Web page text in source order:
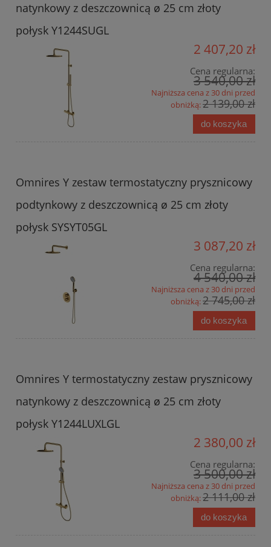
natynkowy z deszczownicą ø 25 cm złoty
połysk Y1244SUGL
2 407,20 zł
Cena regularna:
3 540,00 zł
Najniższa cena z 30 dni przed
obniżką:2 139,00 zł
do koszyka
Omnires Y zestaw termostatyczny prysznicowy
podtynkowy z deszczownicą ø 25 cm złoty
połysk SYSYT05GL
3 087,20 zł
Cena regularna:
4 540,00 zł
Najniższa cena z 30 dni przed
obniżką:2 745,00 zł
do koszyka
Omnires Y termostatyczny zestaw prysznicowy
natynkowy z deszczownicą ø 25 cm złoty
połysk Y1244LUXLGL
2 380,00 zł
Cena regularna:
3 500,00 zł
Najniższa cena z 30 dni przed
obniżką:2 111,00 zł
do koszyka